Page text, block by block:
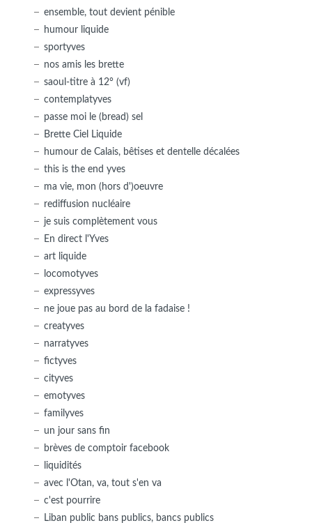
ensemble, tout devient pénible
humour liquide
sportyves
nos amis les brette
saoul-titre à 12° (vf)
contemplatyves
passe moi le (bread) sel
Brette Ciel Liquide
humour de Calais, bêtises et dentelle décalées
this is the end yves
ma vie, mon (hors d')oeuvre
rediffusion nucléaire
je suis complètement vous
En direct l'Yves
art liquide
locomotyves
expressyves
ne joue pas au bord de la fadaise !
creatyves
narratyves
fictyves
cityves
emotyves
familyves
un jour sans fin
brèves de comptoir facebook
liquidités
avec l'Otan, va, tout s'en va
c'est pourrire
Liban public bans publics, bancs publics